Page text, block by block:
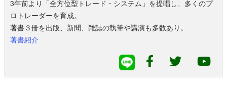
3年前より「全方位型トレード・システム」を提唱し、多くのプ
ロトレーダーを育成。
著書３冊を出版、新聞、雑誌の執筆や講演も多数あり。
著書紹介